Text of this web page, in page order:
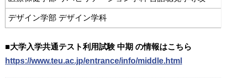
デザイン学部 デザイン学科
■大学入学共通テスト利用試験 中期 の情報はこちら
https://www.teu.ac.jp/entrance/info/middle.html